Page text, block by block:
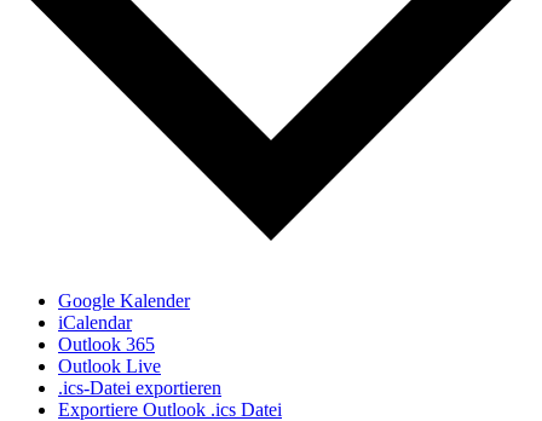
Google Kalender
iCalendar
Outlook 365
Outlook Live
.ics-Datei exportieren
Exportiere Outlook .ics Datei